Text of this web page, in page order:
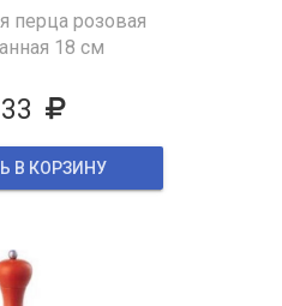
перца розовая
18 см
В КОРЗИНУ